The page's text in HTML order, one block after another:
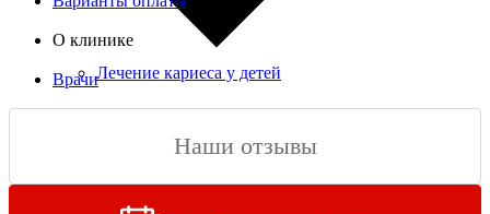
Лечение кариеса у детей
Герметизация фиссур
О клинике
Врачи
Наши отзывы